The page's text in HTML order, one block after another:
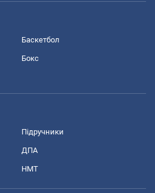
Баскетбол
Бокс
Підручники
ДПА
НМТ